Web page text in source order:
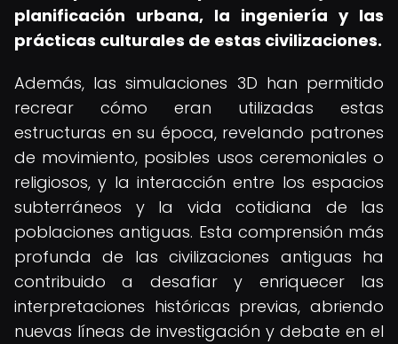
planificación urbana, la ingeniería y las
prácticas culturales de estas civilizaciones.
Además, las simulaciones 3D han permitido
recrear cómo eran utilizadas estas
estructuras en su época, revelando patrones
de movimiento, posibles usos ceremoniales o
religiosos, y la interacción entre los espacios
subterráneos y la vida cotidiana de las
poblaciones antiguas. Esta comprensión más
profunda de las civilizaciones antiguas ha
contribuido a desafiar y enriquecer las
interpretaciones históricas previas, abriendo
nuevas líneas de investigación y debate en el